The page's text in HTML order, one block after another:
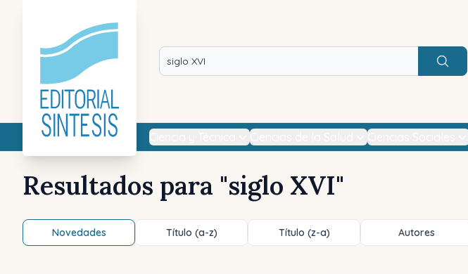
Buscar
Resultados para "siglo XVI"
Novedades Título (a-z) Título (z-a) Autores